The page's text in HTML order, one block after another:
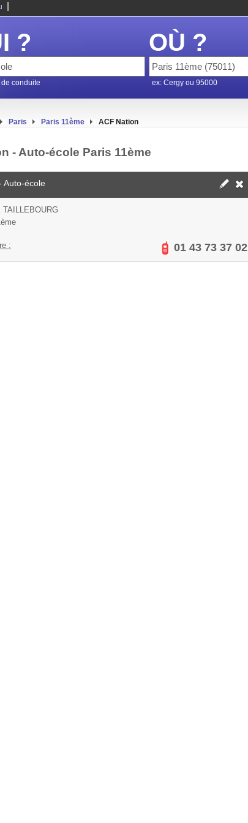
?
conduite
OÙ ?
ex: Cergy ou 95000
Paris Paris 11ème ACF Nation
- Auto-école Paris 11ème
Auto-école
TAILLEBOURG
: 01 43 73 37 02